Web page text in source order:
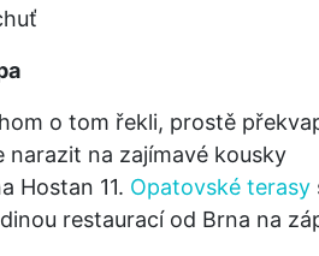
o tom řekli, prostě
narazit na zajímavé kousky
Hostan 11. Opatovské terasy
restaurací od Brna na